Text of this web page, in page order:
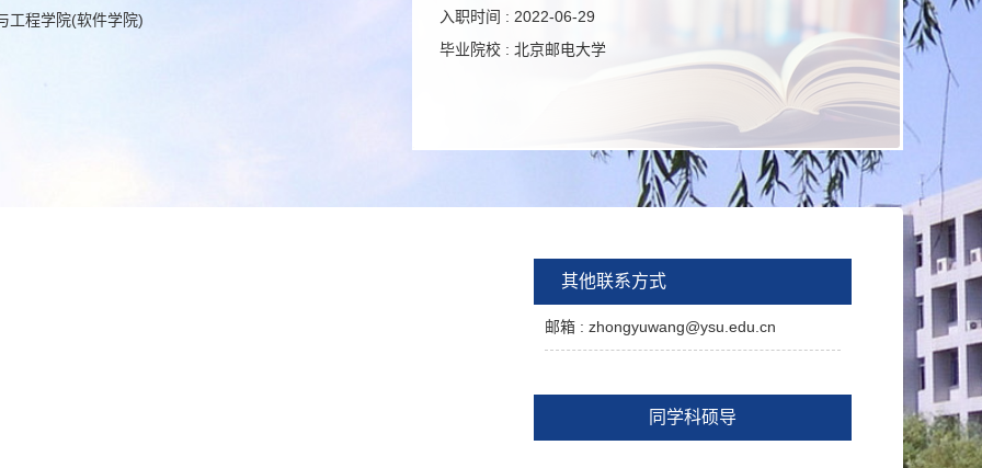
工程学院(软件学院)
入职时间 : 2022-06-29
毕业院校 : 北京邮电大学
其他联系方式
邮箱 : zhongyuwang@ysu.edu.cn
同学科硕导